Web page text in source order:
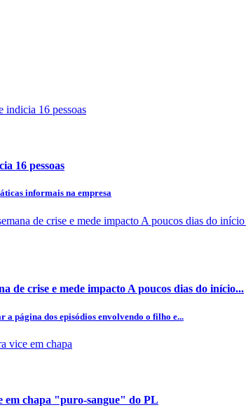
16 pessoas
informais na empresa
de crise e mede impacto A poucos dias do início...
a página dos episódios envolvendo o filho e...
em chapa "puro-sangue" do PL